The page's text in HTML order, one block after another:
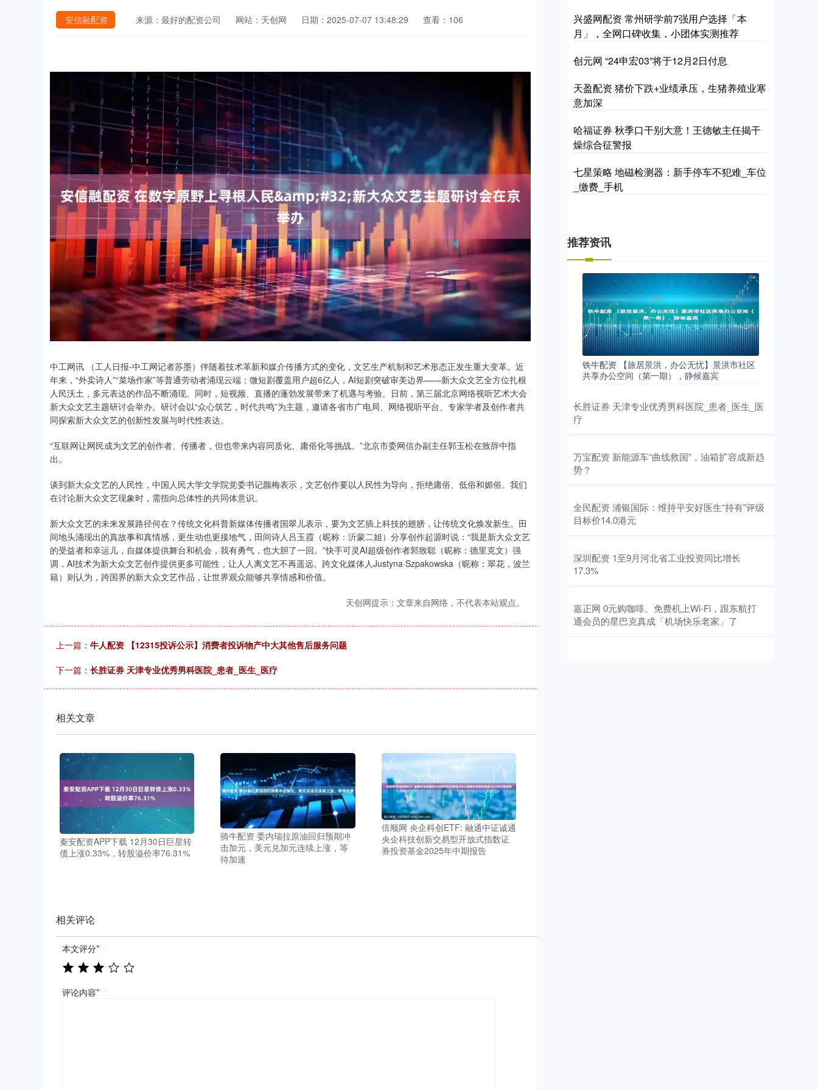
安信融配资 来源：最好的配资公司 网站：天创网 日期：2025-07-07 13:48:29 查看：106
中工网讯 （工人日报-中工网记者苏墨）伴随着技术革新和媒介传播方式的变化，文艺生产机制和艺术形态正发生重大变革。近
年来，“外卖诗人”“菜场作家”等普通劳动者涌现云端；微短剧覆盖用户超6亿人，AI短剧突破审美边界——新大众文艺全方位扎根
人民沃土，多元表达的作品不断涌现。同时，短视频、直播的蓬勃发展带来了机遇与考验。日前，第三届北京网络视听艺术大会
新大众文艺主题研讨会举办。研讨会以“众心筑艺，时代共鸣”为主题，邀请各省市广电局、网络视听平台、专家学者及创作者共
同探索新大众文艺的创新性发展与时代性表达。
“互联网让网民成为文艺的创作者、传播者，但也带来内容同质化、庸俗化等挑战。”北京市委网信办副主任郭玉松在致辞中指
出。
谈到新大众文艺的人民性，中国人民大学文学院党委书记颜梅表示，文艺创作要以人民性为导向，拒绝庸俗、低俗和媚俗。我们
在讨论新大众文艺现象时，需指向总体性的共同体意识。
新大众文艺的未来发展路径何在？传统文化科普新媒体传播者国翠儿表示，要为文艺插上科技的翅膀，让传统文化焕发新生。田
间地头涌现出的真故事和真情感，更生动也更接地气，田间诗人吕玉霞（昵称：沂蒙二姐）分享创作起源时说：“我是新大众文艺
的受益者和幸运儿，自媒体提供舞台和机会，我有勇气，也大胆了一回。”快手可灵AI超级创作者郭致聪（昵称：德里克文）强
调，AI技术为新大众文艺创作提供更多可能性，让人人离文艺不再遥远。跨文化媒体人Justyna·Szpakowska（昵称：翠花，波兰
籍）则认为，跨国界的新大众文艺作品，让世界观众能够共享情感和价值。
天创网提示：文章来自网络，不代表本站观点。
上一篇： 牛人配资 【12315投诉公示】消费者投诉物产中大其他售后服务问题
下一篇： 长胜证券 天津专业优秀男科医院_患者_医生_医疗
相关文章
秦安配资APP下载 12月30日巨星转
债上涨0.33%，转股溢价率76.31%
骑牛配资 委内瑞拉原油回归预期冲
击加元，美元兑加元连续上涨，等
待加速
倍顺网 央企科创ETF: 融通中证诚通
央企科技创新交易型开放式指数证
券投资基金2025年中期报告
相关评论
本文评分*
评论内容*
兴盛网配资 常州研学前7强用户选择「本
月」，全网口碑收集，小团体实测推荐
创元网 “24申宏03”将于12月2日付息
天盈配资 猪价下跌+业绩承压，生猪养殖业寒
意加深
哈福证券 秋季口干别大意！王德敏主任揭干
燥综合征警报
七星策略 地磁检测器：新手停车不犯难_车位
_缴费_手机
推荐资讯
铁牛配资 【旅居景洪，办公无忧】景洪市社区
共享办公空间（第一期），静候嘉宾
长胜证券 天津专业优秀男科医院_患者_医生_医
疗
万宝配资 新能源车“曲线救国”，油箱扩容成新趋
势？
全民配资 浦银国际：维持平安好医生“持有”评级
目标价14.0港元
深圳配资 1至9月河北省工业投资同比增长
17.3%
嘉正网 0元购咖啡、免费机上Wi-Fi，跟东航打
通会员的星巴克真成「机场快乐老家」了